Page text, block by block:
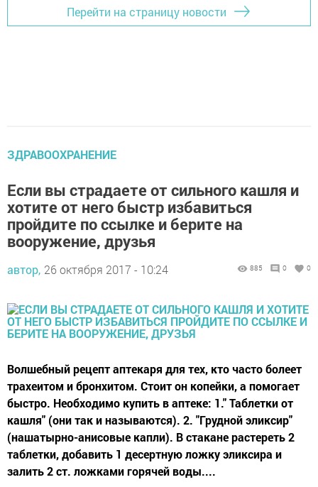
Перейти на страницу новости
ЗДРАВООХРАНЕНИЕ
Если вы страдаете от сильного кашля и
хотите от него быстр избавиться
пройдите по ссылке и берите на
вооружение, друзья
автор, 26 октября 2017 - 10:24 885 0 0
Волшебный рецепт аптекаря для тех, кто часто болеет
трахеитом и бронхитом. Стоит он копейки, а помогает
быстро. Необходимо купить в аптеке: 1." Таблетки от
кашля" (они так и называются). 2. "Грудной эликсир"
(нашатырно-анисовые капли). В стакане растереть 2
таблетки, добавить 1 десертную ложку эликсира и
залить 2 ст. ложками горячей воды....